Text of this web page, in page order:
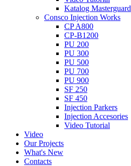
Katalog Masterguard
Consco Injection Works
CP A800
CP-B1200
PU 200
PU 300
PU 500
PU 700
PU 900
SF 250
SF 450
Injection Parkers
Injection Accesories
Video Tutorial
Video
Our Projects
What's New
Contacts